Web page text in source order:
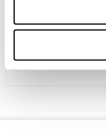
Ring for pris